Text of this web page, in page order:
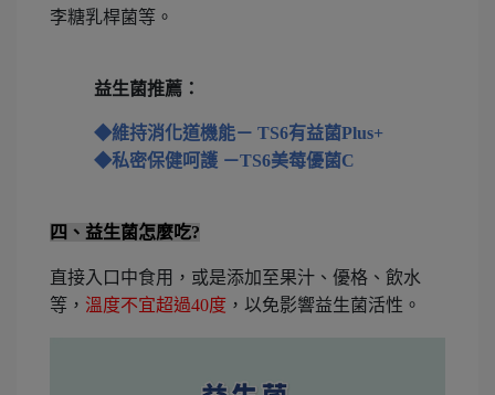
李糖乳桿菌等。
益生菌推薦：
◆維持消化道機能－ TS6有益菌Plus+
◆私密保健呵護 －TS6美莓優菌C
四、益生菌怎麼吃?
直接入口中食用，或是添加至果汁、優格、飲水
等， 溫度不宜超過40度 ，以免影響益生菌活性。